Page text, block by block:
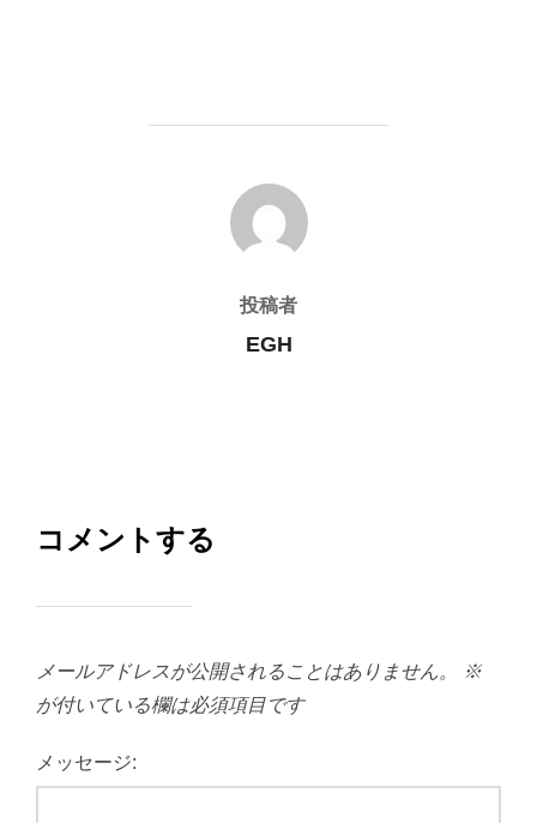
投稿者
投稿者
EGH
コメントする
メールアドレスが公開されることはありません。
※
が付いている欄は必須項目です
メッセージ: